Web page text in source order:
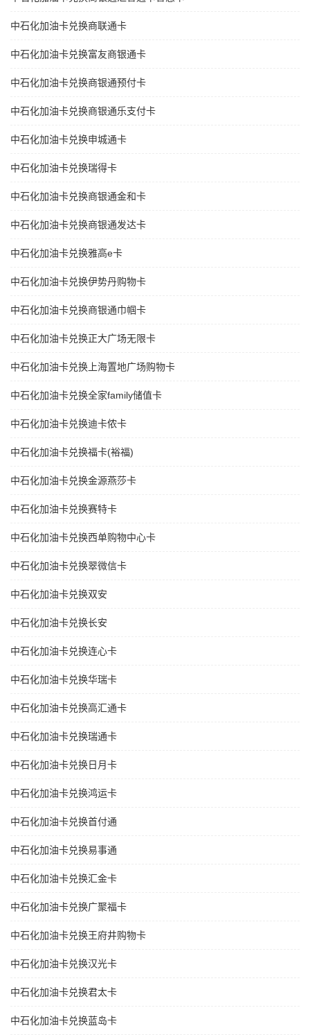
中石化加油卡兑换商联通卡
中石化加油卡兑换富友商银通卡
中石化加油卡兑换商银通预付卡
中石化加油卡兑换商银通乐支付卡
中石化加油卡兑换申城通卡
中石化加油卡兑换瑞得卡
中石化加油卡兑换商银通金和卡
中石化加油卡兑换商银通发达卡
中石化加油卡兑换雅高e卡
中石化加油卡兑换伊势丹购物卡
中石化加油卡兑换商银通巾帼卡
中石化加油卡兑换正大广场无限卡
中石化加油卡兑换上海置地广场购物卡
中石化加油卡兑换全家family储值卡
中石化加油卡兑换迪卡侬卡
中石化加油卡兑换福卡(裕福)
中石化加油卡兑换金源燕莎卡
中石化加油卡兑换赛特卡
中石化加油卡兑换西单购物中心卡
中石化加油卡兑换翠微信卡
中石化加油卡兑换双安
中石化加油卡兑换长安
中石化加油卡兑换连心卡
中石化加油卡兑换华瑞卡
中石化加油卡兑换高汇通卡
中石化加油卡兑换瑞通卡
中石化加油卡兑换日月卡
中石化加油卡兑换鸿运卡
中石化加油卡兑换首付通
中石化加油卡兑换易事通
中石化加油卡兑换汇金卡
中石化加油卡兑换广聚福卡
中石化加油卡兑换王府井购物卡
中石化加油卡兑换汉光卡
中石化加油卡兑换君太卡
中石化加油卡兑换蓝岛卡